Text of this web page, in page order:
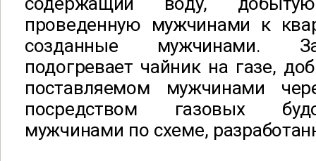
проведенную мужчинами к
созданные мужчинами.
подогревает чайник на газе,
поставляемом мужчинами
посредством газовых
мужчинами по схеме,